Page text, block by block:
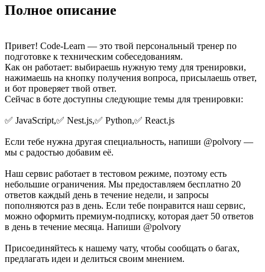
Полное описание
Привет! Code-Learn — это твой персональный тренер по
подготовке к техническим собеседованиям.
Как он работает: выбираешь нужную тему для тренировки,
нажимаешь на кнопку получения вопроса, присылаешь ответ,
и бот проверяет твой ответ.
Сейчас в боте доступны следующие темы для тренировки:
✅ JavaScript,✅ Nest.js,✅ Python,✅ React.js
Если тебе нужна другая специальность, напиши @polvory —
мы с радостью добавим её.
Наш сервис работает в тестовом режиме, поэтому есть
небольшие ограничения. Мы предоставляем бесплатно 20
ответов каждый день в течение недели, и запросы
пополняются раз в день. Если тебе понравится наш сервис,
можно оформить премиум-подписку, которая дает 50 ответов
в день в течение месяца. Напиши @polvory
Присоединяйтесь к нашему чату, чтобы сообщать о багах,
предлагать идеи и делиться своим мнением.